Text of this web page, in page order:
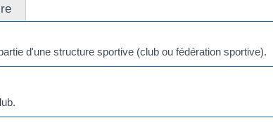
d'une structure sportive (club ou fédération sportive).